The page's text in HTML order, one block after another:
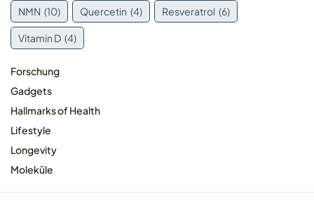
NMN (10) Quercetin (4) Resveratrol (6)
Vitamin D (4)
Forschung
Gadgets
Hallmarks of Health
Lifestyle
Longevity
Moleküle